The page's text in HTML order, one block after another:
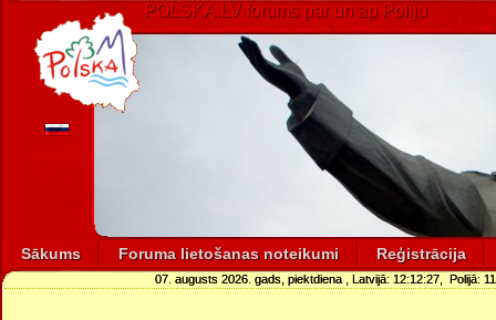
POLSKA.LV forums par un ap Poliju
Sākums Foruma lietošanas noteikumi Reģistrācija
07. augusts 2026. gads, piektdiena , Latvijā: 12:12:27 , Polijā: